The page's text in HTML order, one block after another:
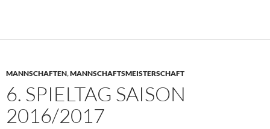
MANNSCHAFTEN,MANNSCHAFTSMEISTERSCHAFT
6. SPIELTAG SAISON
2016/2017